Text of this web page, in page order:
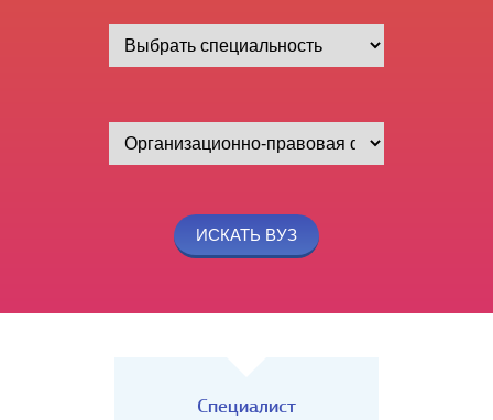
Специалист